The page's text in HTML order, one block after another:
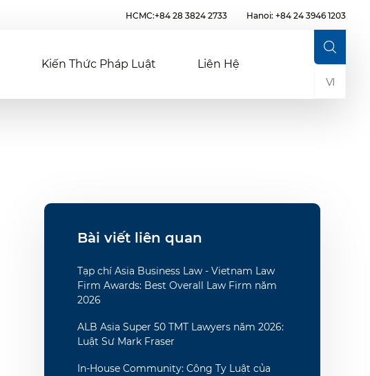
HCMC:+84 28 3824 2733 Hanoi: +84 24 3946 1203
Kiến Thức Pháp Luật
Liên Hệ
VI
Bài viết liên quan
Tạp chí Asia Business Law - Vietnam Law
Firm Awards: Best Overall Law Firm năm
2026
ALB Asia Super 50 TMT Lawyers năm 2026:
Luật Sư Mark Fraser
In-House Community: Công Ty Luật của